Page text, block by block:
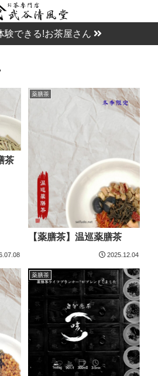
験できる!お茶屋さん
茶
薬膳茶
【薬膳茶】温巡薬膳茶
2025.12.04
薬膳茶